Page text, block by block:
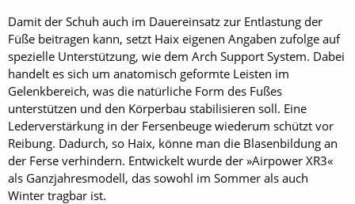
Damit der Schuh auch im Dauereinsatz zur Entlastung der
Füße beitragen kann, setzt Haix eigenen Angaben zufolge auf
spezielle Unterstützung, wie dem Arch Support System. Dabei
handelt es sich um anatomisch geformte Leisten im
Gelenkbereich, was die natürliche Form des Fußes
unterstützen und den Körperbau stabilisieren soll. Eine
Lederverstärkung in der Fersenbeuge wiederum schützt vor
Reibung. Dadurch, so Haix, könne man die Blasenbildung an
der Ferse verhindern. Entwickelt wurde der »Airpower XR3«
als Ganzjahresmodell, das sowohl im Sommer als auch
Winter tragbar ist.